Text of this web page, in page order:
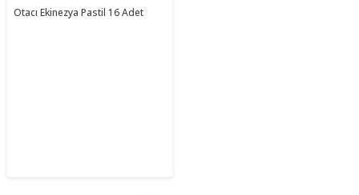
Otacı Ekinezya Pastil 16 Adet